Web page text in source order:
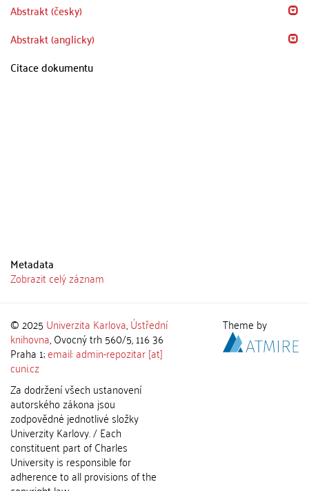
Abstrakt (česky)
Abstrakt (anglicky)
Citace dokumentu
Metadata
Zobrazit celý záznam
© 2025 Univerzita Karlova,Ústřední
knihovna, Ovocný trh 560/5, 116 36
Praha 1;email: admin-repozitar [at]
cuni.cz
Za dodržení všech ustanovení
autorského zákona jsou
zodpovědné jednotlivé složky
Univerzity Karlovy. / Each
constituent part of Charles
University is responsible for
adherence to all provisions of the
Theme by